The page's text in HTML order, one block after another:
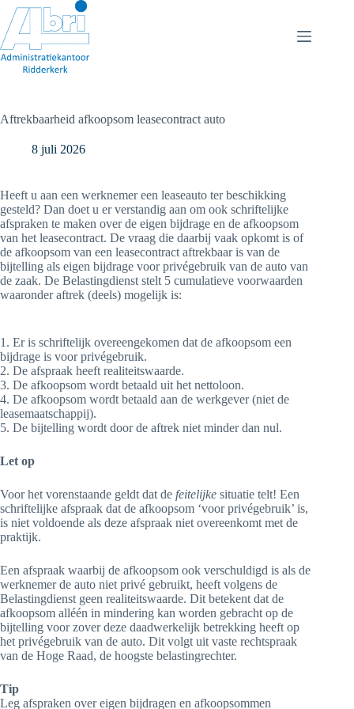
naar
de
inhoud
Aftrekbaarheid afkoopsom leasecontract auto
8 juli 2026
Heeft u aan een werknemer een leaseauto ter beschikking
gesteld? Dan doet u er verstandig aan om ook schriftelijke
afspraken te maken over de eigen bijdrage en de afkoopsom
van het leasecontract. De vraag die daarbij vaak opkomt is of
de afkoopsom van een leasecontract aftrekbaar is van de
bijtelling als eigen bijdrage voor privégebruik van de auto van
de zaak. De Belastingdienst stelt 5 cumulatieve voorwaarden
waaronder aftrek (deels) mogelijk is:
1. Er is schriftelijk overeengekomen dat de afkoopsom een
bijdrage is voor privégebruik.
2. De afspraak heeft realiteitswaarde.
3. De afkoopsom wordt betaald uit het nettoloon.
4. De afkoopsom wordt betaald aan de werkgever (niet de
leasemaatschappij).
5. De bijtelling wordt door de aftrek niet minder dan nul.
Let op
Voor het vorenstaande geldt dat de feitelijke situatie telt! Een
schriftelijke afspraak dat de afkoopsom ‘voor privégebruik’ is,
is niet voldoende als deze afspraak niet overeenkomt met de
praktijk.
Een afspraak waarbij de afkoopsom ook verschuldigd is als de
werknemer de auto niet privé gebruikt, heeft volgens de
Belastingdienst geen realiteitswaarde. Dit betekent dat de
afkoopsom alléén in mindering kan worden gebracht op de
bijtelling voor zover deze daadwerkelijk betrekking heeft op
het privégebruik van de auto. Dit volgt uit vaste rechtspraak
van de Hoge Raad, de hoogste belastingrechter.
Tip
Leg afspraken over eigen bijdragen en afkoopsommen